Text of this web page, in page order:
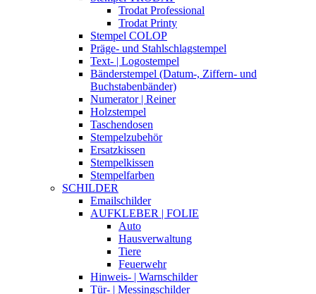
Trodat Professional
Trodat Printy
Stempel COLOP
Präge- und Stahlschlagstempel
Text- | Logostempel
Bänderstempel (Datum-, Ziffern- und
Buchstabenbänder)
Numerator | Reiner
Holzstempel
Taschendosen
Stempelzubehör
Ersatzkissen
Stempelkissen
Stempelfarben
SCHILDER
Emailschilder
AUFKLEBER | FOLIE
Auto
Hausverwaltung
Tiere
Feuerwehr
Hinweis- | Warnschilder
Tür- | Messingschilder